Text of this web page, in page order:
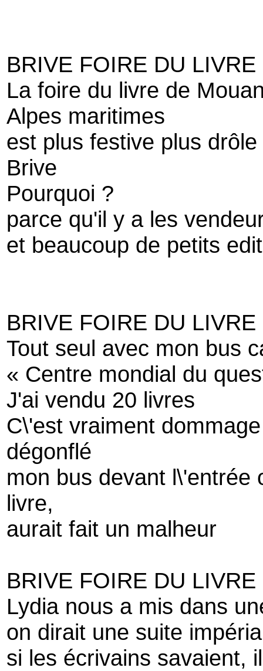
BRIVE FOIRE DU LIVRE
La foire du livre de
Alpes maritimes
est plus festive plus
Brive
Pourquoi ?
parce qu'il y a les
et beaucoup de petits
BRIVE FOIRE DU LIVRE
Tout seul avec mon bus
« Centre mondial du
J'ai vendu 20 livres
C\'est vraiment
dégonflé
mon bus devant l\'entrée
livre,
aurait fait un malheur
BRIVE FOIRE DU LIVRE
Lydia nous a mis dans
on dirait une suite
si les écrivains savaient,